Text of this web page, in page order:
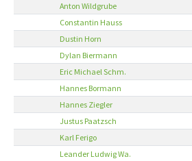
Anton Wildgrube
Constantin Hauss
Dustin Horn
Dylan Biermann
Eric Michael Schm.
Hannes Bormann
Hannes Ziegler
Justus Paatzsch
Karl Ferigo
Leander Ludwig Wa.